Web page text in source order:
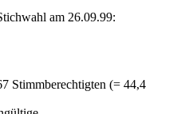
am 26.09.99:
Stimmberechtigten (= 44,4